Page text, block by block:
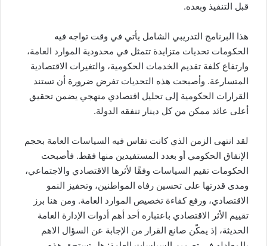
قبل التنفيذ وبعده.
هذا البرنامج التدريبي الشامل يأتي في وقت تواجه فيه
الحكومات تحديات متزايدة تتمثل في محدودية الموارد العامة،
وارتفاع كلفة تقديم الخدمات الحكومية، والتغيرات الاقتصادية
المتسارعة. وأصبحت هذه التحديات تفرض ضرورة أن تستند
القرارات الحكومية إلى تحليل اقتصادي منهجي يضمن تحقيق
أعلى عائد ممكن من كل دينار تنفقه الدولة.
لقد انتهى الزمن الذي كانت تقاس فيه السياسات العامة بحجم
الإنفاق الحكومي أو بعدد المستفيدين منها فقط. فأصبحت
الحكومات تقيم السياسات وفقًا لأثرها الاقتصادي والاجتماعي،
ومدى قدرتها على تحسين رفاه المواطنين، وتحفيز النمو
الاقتصادي، ورفع كفاءة تخصيص الموارد العامة. ومن هنا برز
تقييم الأثر الاقتصادي باعتباره أحد أهم أدوات الإدارة العامة
الحديثة، إذ يمكّن صانع القرار من الإجابة عن السؤال الاهم